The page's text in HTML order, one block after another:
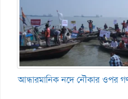
আন্ধারমানিক নদে নৌকার ওপর